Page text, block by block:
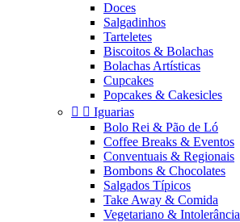
Doces
Salgadinhos
Tarteletes
Biscoitos & Bolachas
Bolachas Artísticas
Cupcakes
Popcakes & Cakesicles
  Iguarias
Bolo Rei & Pão de Ló
Coffee Breaks & Eventos
Conventuais & Regionais
Bombons & Chocolates
Salgados Típicos
Take Away & Comida
Vegetariano & Intolerância